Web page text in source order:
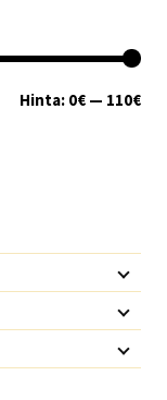
Hinta: 0€ — 110€